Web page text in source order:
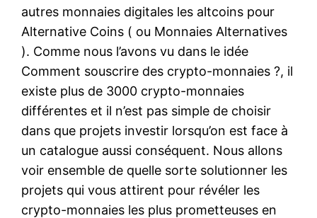
autres monnaies digitales les altcoins pour
Alternative Coins ( ou Monnaies Alternatives
). Comme nous l’avons vu dans le idée
Comment souscrire des crypto-monnaies ?, il
existe plus de 3000 crypto-monnaies
différentes et il n’est pas simple de choisir
dans que projets investir lorsqu’on est face à
un catalogue aussi conséquent. Nous allons
voir ensemble de quelle sorte solutionner les
projets qui vous attirent pour révéler les
crypto-monnaies les plus prometteuses en